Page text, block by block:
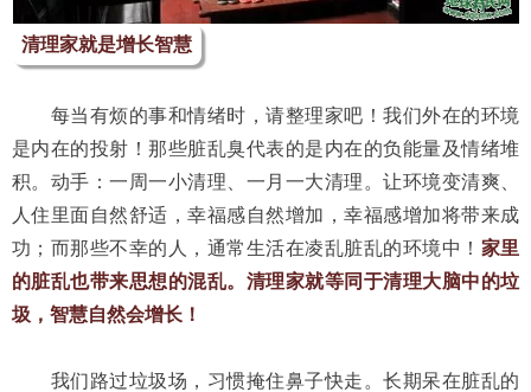
清理家就是增长智慧
每当有烦的事和情绪时，请整理家吧！我们外在的环境
是内在的投射！那些脏乱臭代表的是内在的负能量及情绪堆
积。动手：一周一小清理、一月一大清理。让环境变清爽、
人住里面自然舒适，幸福感自然增加，幸福感增加将带来成
功；而那些不幸的人，通常生活在凌乱脏乱的环境中！ 家里
的脏乱也带来思想的混乱。清理家就等同于清理大脑中的垃
圾，智慧自然会增长！
我们路过垃圾场，习惯掩住鼻子快走。长期呆在脏乱的